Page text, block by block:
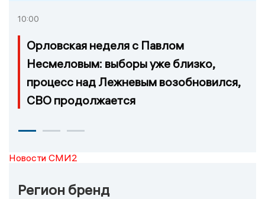
10:00
Орловская неделя с Павлом
Несмеловым: выборы уже близко,
процесс над Лежневым возобновился,
СВО продолжается
Новости СМИ2
Регион бренд